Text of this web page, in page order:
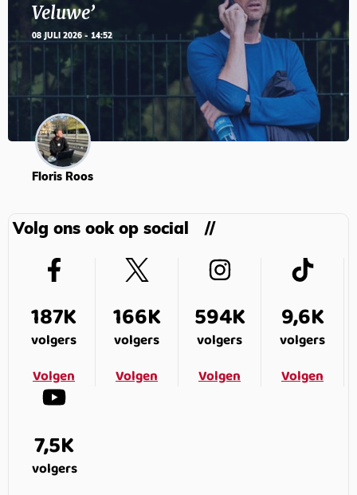
Veluwe’
08 JULI 2026 - 14:52
Floris Roos
Volg ons ook op social
187K
volgers
Volgen
166K
volgers
Volgen
594K
volgers
Volgen
9,6K
volgers
Volgen
7,5K
volgers